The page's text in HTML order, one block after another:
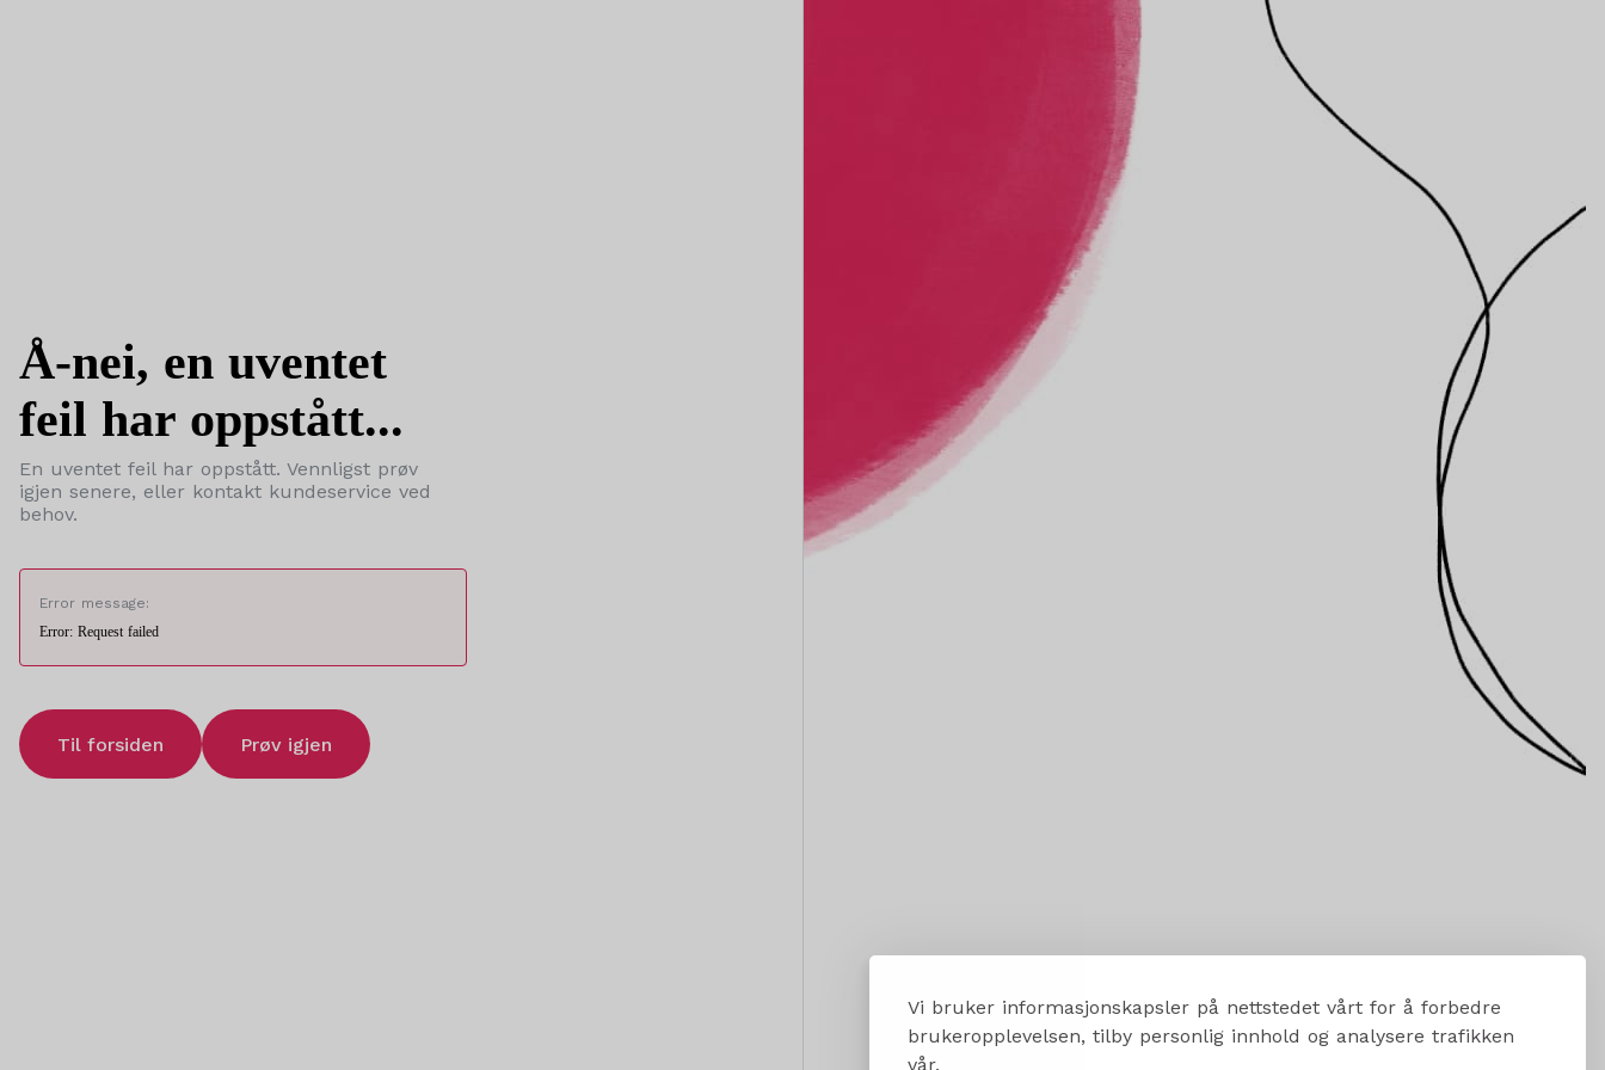
Vi bruker informasjonskapsler på nettstedet vårt for å forbedre
brukeropplevelsen, tilby personlig innhold og analysere trafikken
vår.
Å-nei, en uventet
feil har oppstått...
En uventet feil har oppstått. Vennligst prøv
igjen senere, eller kontakt kundeservice ved
behov.
Error message:
Error: Request failed
Til forsiden Prøv igjen